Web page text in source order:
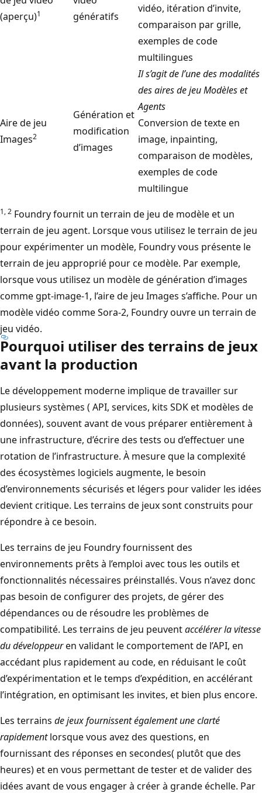
(aperçu)1
génératifs
vidéo, itération d’invite,
comparaison par grille,
exemples de code
multilingues
Aire de jeu
Images2
Génération et
modification
d’images
Il s’agit de l’une des modalités
des aires de jeu Modèles et
Agents
Conversion de texte en
image, inpainting,
comparaison de modèles,
exemples de code
multilingue
1, 2 Foundry fournit un terrain de jeu de modèle et un
terrain de jeu agent. Lorsque vous utilisez le terrain de jeu
pour expérimenter un modèle, Foundry vous présente le
terrain de jeu approprié pour ce modèle. Par exemple,
lorsque vous utilisez un modèle de génération d’images
comme gpt-image-1, l’aire de jeu Images s’affiche. Pour un
modèle vidéo comme Sora-2, Foundry ouvre un terrain de
jeu vidéo.
Pourquoi utiliser des terrains de jeux
avant la production
Le développement moderne implique de travailler sur
plusieurs systèmes ( API, services, kits SDK et modèles de
données), souvent avant de vous préparer entièrement à
une infrastructure, d’écrire des tests ou d’effectuer une
rotation de l’infrastructure. À mesure que la complexité
des écosystèmes logiciels augmente, le besoin
d’environnements sécurisés et légers pour valider les idées
devient critique. Les terrains de jeux sont construits pour
répondre à ce besoin.
Les terrains de jeu Foundry fournissent des
environnements prêts à l’emploi avec tous les outils et
fonctionnalités nécessaires préinstallés. Vous n’avez donc
pas besoin de configurer des projets, de gérer des
dépendances ou de résoudre les problèmes de
compatibilité. Les terrains de jeu peuventaccélérer la vitesse
du développeuren validant le comportement de l’API, en
accédant plus rapidement au code, en réduisant le coût
d’expérimentation et le temps d’expédition, en accélérant
l’intégration, en optimisant les invites, et bien plus encore.
Les terrains de jeux fournissent également une clarté
rapidementlorsque vous avez des questions, en
fournissant des réponses en secondes( plutôt que des
heures) et en vous permettant de tester et de valider des
idées avant de vous engager à créer à grande échelle. Par